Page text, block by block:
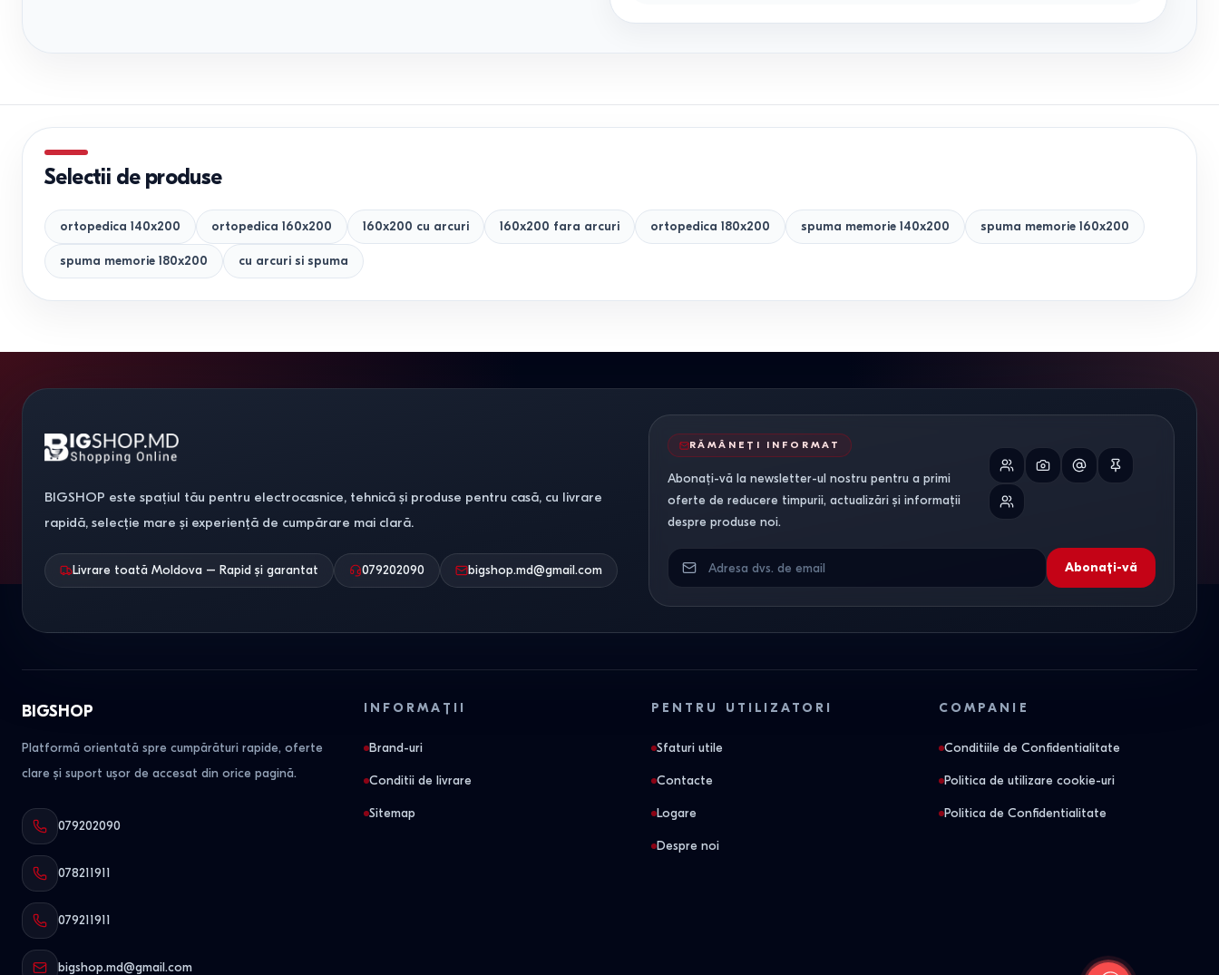
Selectii de produse
ortopedica 140x200 ortopedica 160x200 160x200 cu arcuri 160x200 fara arcuri ortopedica 180x200 spuma memorie 140x200 spuma memorie 160x200
spuma memorie 180x200 cu arcuri si spuma
BIGSHOP este spațiul tău pentru electrocasnice, tehnică și produse pentru casă, cu livrare
rapidă, selecție mare și experiență de cumpărare mai clară.
Livrare toată Moldova – Rapid și garantat 079202090 bigshop.md@gmail.com
RĂMÂNEȚI INFORMAT
Abonați-vă la newsletter-ul nostru pentru a primi
oferte de reducere timpurii, actualizări și informații
despre produse noi.
Abonați-vă
BIGSHOP
Platformă orientată spre cumpărături rapide, oferte
clare și suport ușor de accesat din orice pagină.
079202090
078211911
079211911
bigshop.md@gmail.com
INFORMAȚII
Brand-uri
Conditii de livrare
Sitemap
PENTRU UTILIZATORI
Sfaturi utile
Contacte
Logare
Despre noi
COMPANIE
Conditiile de Confidentialitate
Politica de utilizare cookie-uri
Politica de Confidentialitate